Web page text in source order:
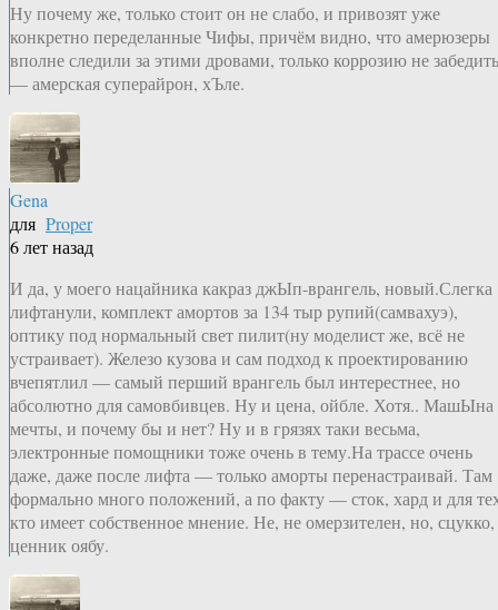
Ну почему же, только стоит он не слабо, и привозят уже
конкретно переделанные Чифы, причём видно, что амерюзеры
вполне следили за этими дровами, только коррозию не забедить
— амерская суперайрон, хЪле.
Gena
для Proper
6 лет назад
И да, у моего нацайника какраз джЫп-врангель, новый.Слегка
лифтанули, комплект амортов за 134 тыр рупий(самвахуэ),
оптику под нормальный свет пилит(ну моделист же, всё не
устраивает). Железо кузова и сам подход к проектированию
вчепятлил — самый перший врангель был интерестнее, но
абсолютно для самовбивцев. Ну и цена, ойбле. Хотя.. МашЫна
мечты, и почему бы и нет? Ну и в грязях таки весьма,
электронные помощники тоже очень в тему.На трассе очень
даже, даже после лифта — только аморты перенастраивай. Там
формально много положений, а по факту — сток, хард и для
кто имеет собственное мнение. Не, не омерзителен, но, сцукко,
ценник оябу.